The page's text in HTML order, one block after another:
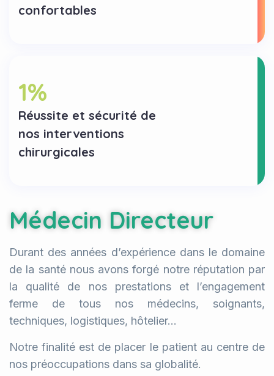
confortables
1%
Réussite et sécurité de
nos interventions
chirurgicales
Médecin Directeur
Durant des années d’expérience dans le domaine
de la santé nous avons forgé notre réputation par
la qualité de nos prestations et l’engagement
ferme de tous nos médecins, soignants,
techniques, logistiques, hôtelier…
Notre finalité est de placer le patient au centre de
nos préoccupations dans sa globalité.